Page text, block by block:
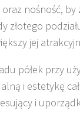
nośność,
złotego
jej
półek przy
i estetykę
i